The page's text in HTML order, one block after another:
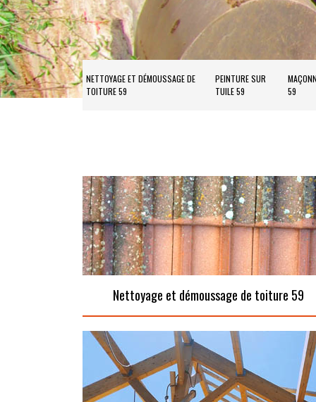
NETTOYAGE ET DÉMOUSSAGE DE
TOITURE 59
PEINTURE SUR
TUILE 59
59
Nettoyage et démoussage de toiture 59